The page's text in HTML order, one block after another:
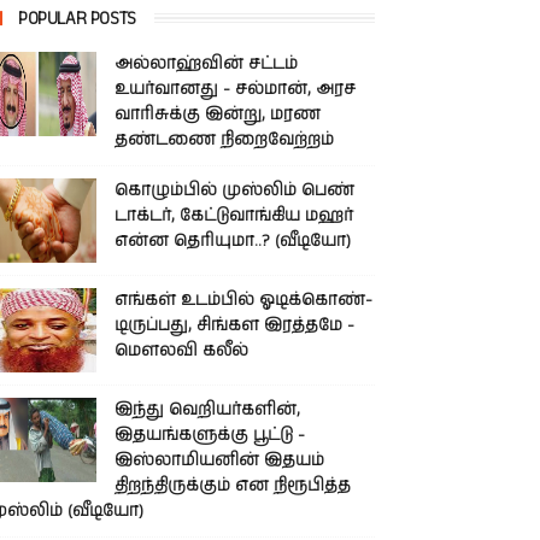
POPULAR POSTS
அல்லாஹ்வின் சட்டம்
உயர்வானது - சல்மான், அரச
வாரிசுக்கு இன்று, மரண
தண்டணை நிறைவேற்றம்
கொழும்பில் முஸ்லிம் பெண்
டாக்டர், கேட்டுவாங்கிய மஹர்
என்ன தெரியுமா..? (வீடியோ)
எங்கள் உடம்பில் ஓடிக்­கொண்­
டி­ருப்­பது, சிங்­கள இரத்­தமே -
மௌலவி கலீல்
இந்து வெறியர்களின்,
இதயங்களுக்கு பூட்டு -
இஸ்லாமியனின் இதயம்
திறந்திருக்கும் என நிரூபித்த
(வீடியோ)